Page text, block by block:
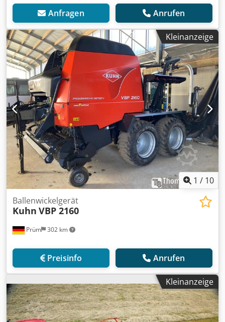
Anfragen Anrufen
Kleinanzeige
1 / 10
Prüm 302 km
Ballenwickelgerät
Kuhn VBP 2160
Preisinfo Anrufen
Kleinanzeige